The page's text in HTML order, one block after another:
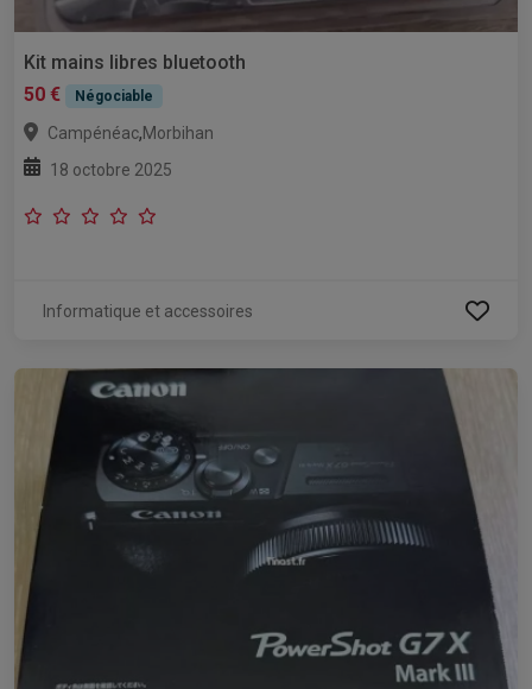
Kit mains libres bluetooth
50 €
Négociable
Campénéac,Morbihan
18 octobre 2025
Informatique et accessoires